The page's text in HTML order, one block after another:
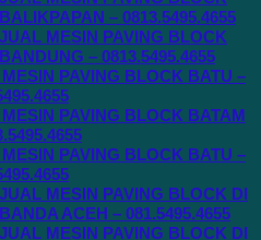
BALIKPAPAN – 0813.5495.4655
JUAL MESIN PAVING BLOCK
BANDUNG – 0813.5495.4655
PAVING BLOCK BATU –
PAVING BLOCK BATAM
PAVING BLOCK BATU –
JUAL MESIN PAVING BLOCK DI
BANDA ACEH – 081.5495.4655
JUAL MESIN PAVING BLOCK DI